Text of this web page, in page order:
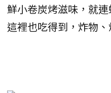
鮮小卷炭烤滋味，就
這裡也吃得到，炸物